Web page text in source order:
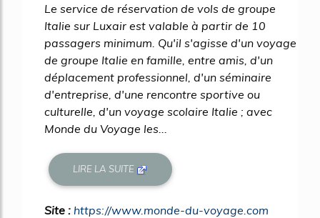
Le service de réservation de vols de groupe
Italie sur Luxair est valable à partir de 10
passagers minimum. Qu'il s'agisse d'un voyage
de groupe Italie en famille, entre amis, d'un
déplacement professionnel, d'un séminaire
d'entreprise, d'une rencontre sportive ou
culturelle, d'un voyage scolaire Italie ; avec
Monde du Voyage les...
LIRE LA SUITE
Site : https://www.monde-du-voyage.com